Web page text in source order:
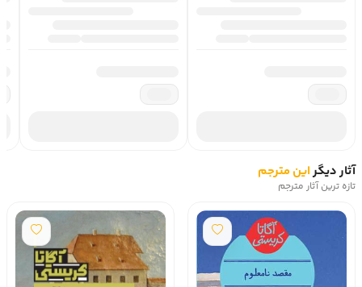
آثار دیگراین مترجم
تازه ترین آثار مترجم